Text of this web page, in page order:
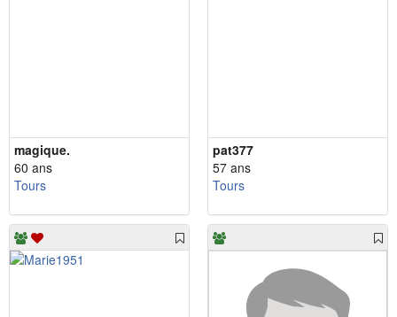
magique.
60 ans
Tours
pat377
57 ans
Tours